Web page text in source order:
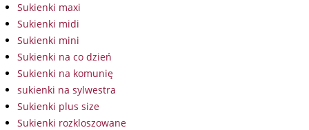
Sukienki maxi
Sukienki midi
Sukienki mini
Sukienki na co dzień
Sukienki na komunię
sukienki na sylwestra
Sukienki plus size
Sukienki rozkloszowane